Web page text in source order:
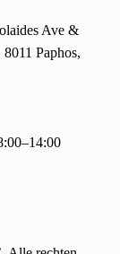
Ave &
Paphos,